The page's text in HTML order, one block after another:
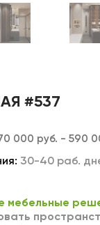
#537
000 руб. - 590
30-40 раб.
мебельные